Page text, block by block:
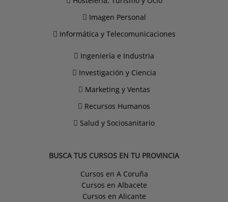
Imagen Personal
Informática y Telecomunicaciones
Ingeniería e Industria
Investigación y Ciencia
Marketing y Ventas
Recursos Humanos
Salud y Sociosanitario
BUSCA TUS CURSOS EN TU PROVINCIA
Cursos en A Coruña
Cursos en Albacete
Cursos en Alicante